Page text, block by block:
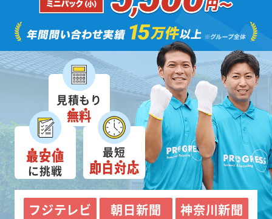
見積もり
無料
最安値
に挑戦
最短
即日対応
フジテレビ 朝日新聞 神奈川新聞